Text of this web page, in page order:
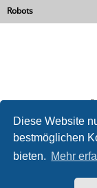
Diese Website
bestmöglichen
bieten. Mehr
Robots
SEO Workshops |